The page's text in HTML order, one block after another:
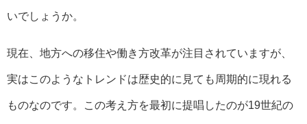
いでしょうか。
現在、地方への移住や働き方改革が注目されていますが、
実はこのようなトレンドは歴史的に見ても周期的に現れる
ものなのです。この考え方を最初に提唱したのが19世紀の